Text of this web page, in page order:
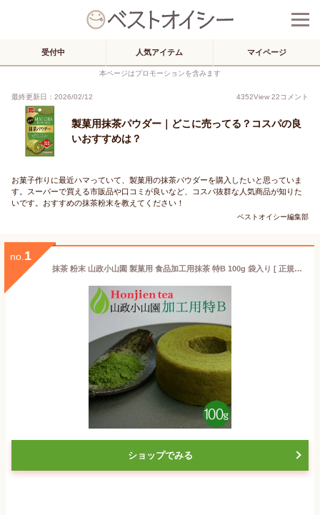
受付中 人気アイテム マイページ
本ページはプロモーションを含みます
最終更新日：2026/02/12 4352View 22コメント
製菓用抹茶パウダー｜どこに売ってる？コスパの良
いおすすめは？
お菓子作りに最近ハマっていて、製菓用の抹茶パウダーを購入したいと思っていま
す。スーパーで買える市販品や口コミが良いなど、コスパ抜群な人気商品が知りた
いです。おすすめの抹茶粉末を教えてください！
ベストオイシー編集部
no. 1
抹茶 粉末 山政小山園 製菓用 食品加工用抹茶 特B 100g 袋入り [ 正規販売店 京都 宇治の老舗 ]＜ 抹茶 業務用 matcha ＞ 送料無料 ／ホ／ ●
ショップでみる